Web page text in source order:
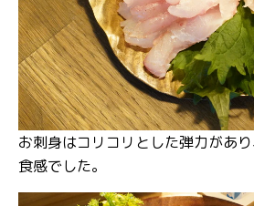
お刺身はコリコリとした弾力があ
食感でした。